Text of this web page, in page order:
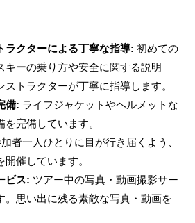
ラクターによる丁寧な指導: 初めての
キーの乗り方や安全に関する説明
ストラクターが丁寧に指導します。
備: ライフジャケットやヘルメットな
完備しています。
者一人ひとりに目が行き届くよう、
催しています。
ビス: ツアー中の写真・動画撮影サー
。思い出に残る素敵な写真・動画を